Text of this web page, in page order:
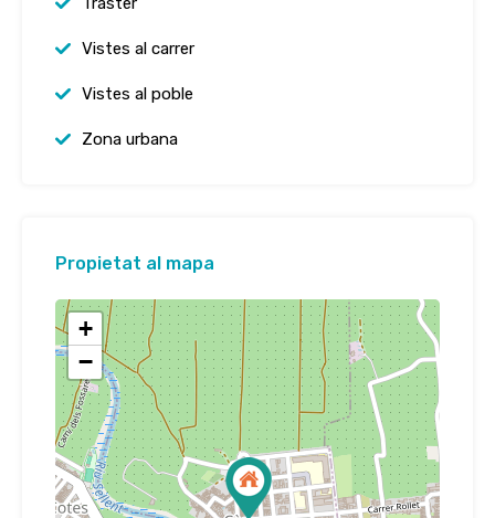
Vistes al carrer
Vistes al poble
Zona urbana
Propietat al mapa
+
−